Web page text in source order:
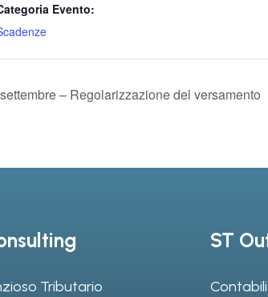
Evento:
– Regolarizzazione del versamento
Tributario
ST